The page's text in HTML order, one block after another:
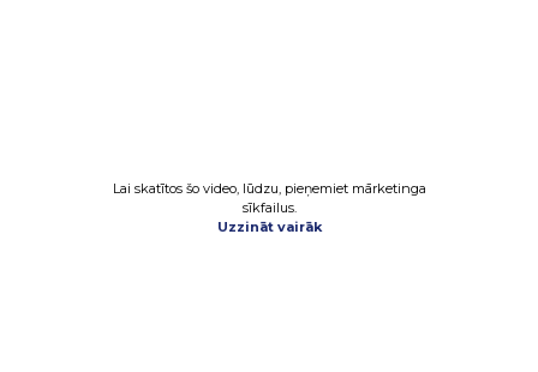
Lai skatītos šo video, lūdzu, pieņemiet mārketinga
sīkfailus.
Uzzināt vairāk